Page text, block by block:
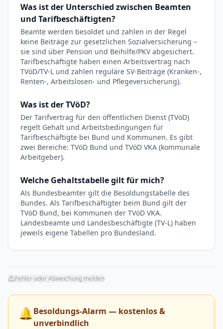
Was ist der Unterschied zwischen Beamten
und Tarifbeschäftigten?
Beamte werden besoldet und zahlen in der Regel
keine Beiträge zur gesetzlichen Sozialversicherung –
sie sind über Pension und Beihilfe/PKV abgesichert.
Tarifbeschäftigte haben einen Arbeitsvertrag nach
TVöD/TV-L und zahlen reguläre SV-Beiträge (Kranken-,
Renten-, Arbeitslosen- und Pflegeversicherung).
Was ist der TVöD?
Der Tarifvertrag für den öffentlichen Dienst (TVöD)
regelt Gehalt und Arbeitsbedingungen für
Tarifbeschäftigte bei Bund und Kommunen. Es gibt
zwei Bereiche: TVöD Bund und TVöD VKA (kommunale
Arbeitgeber).
Welche Gehaltstabelle gilt für mich?
Als Bundesbeamter gilt die Besoldungstabelle des
Bundes. Als Tarifbeschäftigter beim Bund gilt der
TVöD Bund, bei Kommunen der TVöD VKA.
Landesbeamte und Landesbeschäftigte (TV-L) haben
jeweils eigene Tabellen pro Bundesland.
Fehler oder Abweichung melden
🔔Besoldungs-Alarm — kostenlos &
unverbindlich